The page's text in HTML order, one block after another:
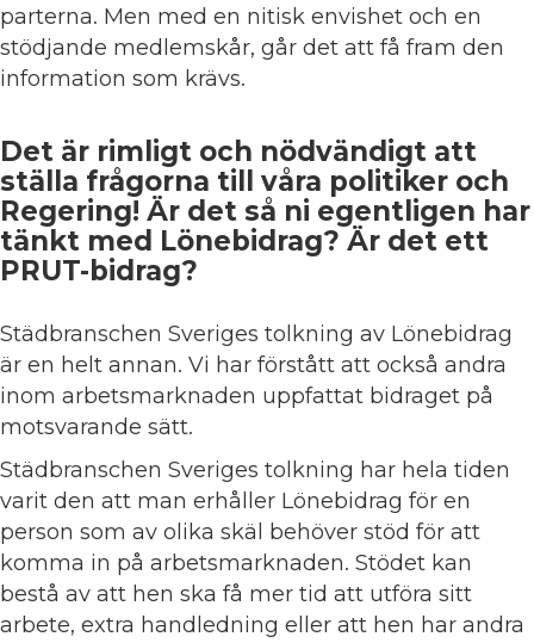
parterna. Men med en nitisk envishet och en
stödjande medlemskår, går det att få fram den
information som krävs.
Det är rimligt och nödvändigt att
ställa frågorna till våra politiker och
Regering! Är det så ni egentligen har
tänkt med Lönebidrag? Är det ett
PRUT-bidrag?
Städbranschen Sveriges tolkning av Lönebidrag
är en helt annan. Vi har förstått att också andra
inom arbetsmarknaden uppfattat bidraget på
motsvarande sätt.
Städbranschen Sveriges tolkning har hela tiden
varit den att man erhåller Lönebidrag för en
person som av olika skäl behöver stöd för att
komma in på arbetsmarknaden. Stödet kan
bestå av att hen ska få mer tid att utföra sitt
arbete, extra handledning eller att hen har andra